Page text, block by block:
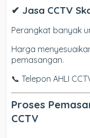
✔ Jasa CCTV
Perangkat banyak
Harga
pemasangan.
📞 Telepon AHLI
Proses
CCTV